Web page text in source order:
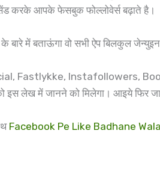
करके आपके फेसबुक फोल्लोवेर्स बढ़ाते है।
बारे में बताऊंगा वो सभी ऐप बिलकुल
Fastlykke, Instafollowers,
लेख में जानने को मिलेगा। आइये फिर
Facebook Pe Like Badhane